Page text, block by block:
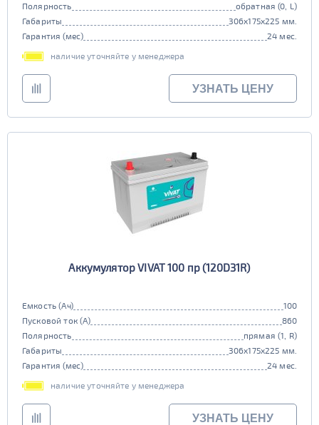
Полярность
обратная (0, L)
Габариты
306x175x225 мм.
Гарантия (мес)
24 мес.
наличие уточняйте у менеджера
УЗНАТЬ ЦЕНУ
Аккумулятор VIVAT 100 пр (120D31R)
Емкость (Ач)
100
Пусковой ток (А)
860
Полярность
прямая (1, R)
Габариты
306x175x225 мм.
Гарантия (мес)
24 мес.
наличие уточняйте у менеджера
УЗНАТЬ ЦЕНУ